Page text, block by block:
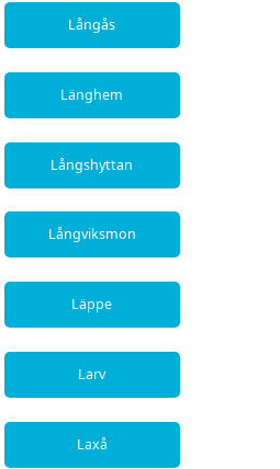
Långås
Länghem
Långshyttan
Långviksmon
Läppe
Larv
Laxå